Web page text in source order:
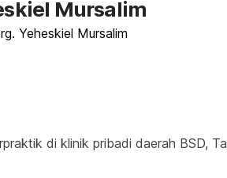
Mursalim
Yeheskiel Mursalim
di klinik pribadi daerah BSD,